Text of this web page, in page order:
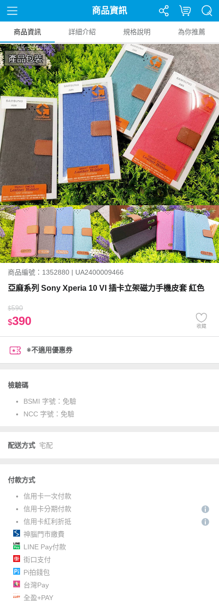
商品資訊
商品資訊 詳細介紹 規格說明 為你推薦
商品編號：1352880 | UA2400009466
亞麻系列 Sony Xperia 10 VI 插卡立架磁力手機皮套 紅色
$590
$390 收藏
※不適用優惠券
檢驗碼
BSMI 字號： 免驗
NCC 字號： 免驗
配送方式 宅配
付款方式
信用卡一次付款
信用卡分期付款
信用卡紅利折抵
神腦門市繳費
LINE Pay付款
街口支付
Pi拍錢包
台灣Pay
全盈+PAY